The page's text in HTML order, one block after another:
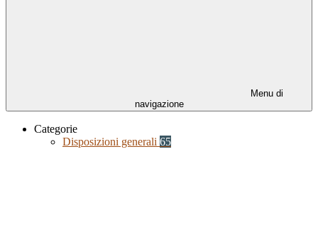
Menu di
navigazione
Categorie
Disposizioni generali 65